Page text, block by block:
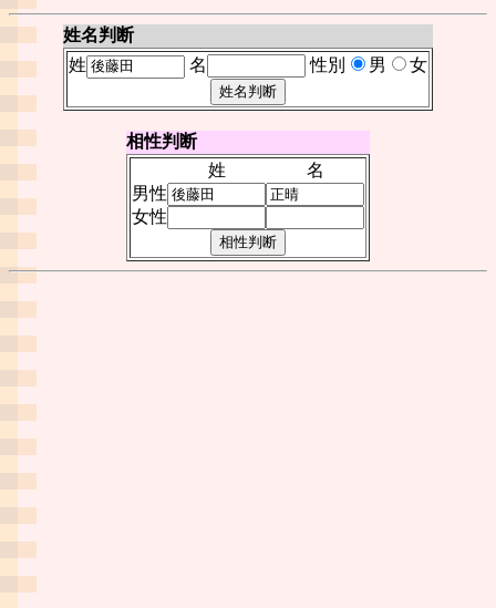
姓名判断
姓
名 性別 男 女
相性判断
姓
名
男性
女性